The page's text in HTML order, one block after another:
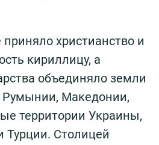
христианство и
кириллицу, а
объединяло земли
Румынии, Македонии,
территории Украины,
Турции. Столицей